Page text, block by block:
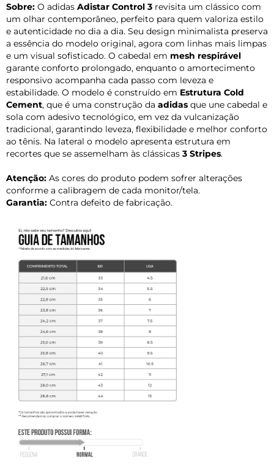
Sobre: O adidas Adistar Control 3 revisita um clássico com
um olhar contemporâneo, perfeito para quem valoriza estilo
e autenticidade no dia a dia. Seu design minimalista preserva
a essência do modelo original, agora com linhas mais limpas
e um visual sofisticado. O cabedal em mesh respirável
garante conforto prolongado, enquanto o amortecimento
responsivo acompanha cada passo com leveza e
estabilidade. O modelo é construído em Estrutura Cold
Cement, que é uma construção da adidas que une cabedal e
sola com adesivo tecnológico, em vez da vulcanização
tradicional, garantindo leveza, flexibilidade e melhor conforto
ao tênis. Na lateral o modelo apresenta estrutura em
recortes que se assemelham às clássicas 3 Stripes.
Atenção: As cores do produto podem sofrer alterações
conforme a calibragem de cada monitor/tela.
Garantia: Contra defeito de fabricação.